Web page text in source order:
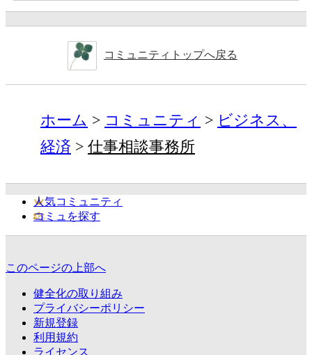
コミュニティトップへ戻る
ホーム コミュニティ
ビジネス、
経済
仕事相談事務所
人気コミュニティ
コミュを探す
このページの上部へ
健全化の取り組み
プライバシーポリシー
新規登録
利用規約
ライセンス